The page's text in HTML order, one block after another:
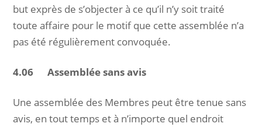
but exprès de s’objecter à ce qu’il n’y soit traité
toute affaire pour le motif que cette assemblée n’a
pas été régulièrement convoquée.
4.06 Assemblée sans avis
Une assemblée des Membres peut être tenue sans
avis, en tout temps et à n’importe quel endroit